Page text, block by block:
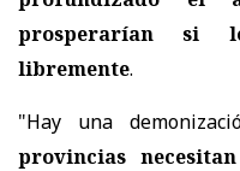
prosperarían si
libremente.
"Hay una
provincias